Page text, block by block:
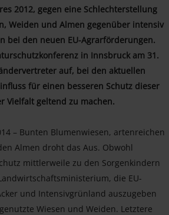
2012, gegen eine Schlechterstellung
Weiden und Almen gegenüber intensiv
bei den neuen EU-Agrarförderungen.
in Innsbruck am 31.
auf, bei den aktuellen
für einen besseren Schutz dieser
Vielfalt geltend zu machen.
– Bunten Blumenwiesen, artenreichen
Almen droht das Aus. Obwohl
mittlerweile zu den Sorgenkindern
die EU-
und Intensivgrünland auszugeben
Wiesen und Weiden. Letztere